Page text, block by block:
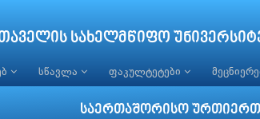
სახელმწიფო
სწავლა ფაკულტეტები
საერთაშორისო